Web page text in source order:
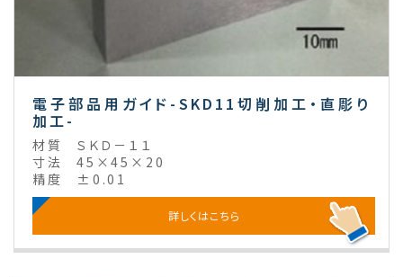
電子部品用ガイド-SKD11切削加工・直彫り
加工-
材質
ＳＫＤ－１１
寸法
45×45×20
精度
±0.01
詳しくはこちら